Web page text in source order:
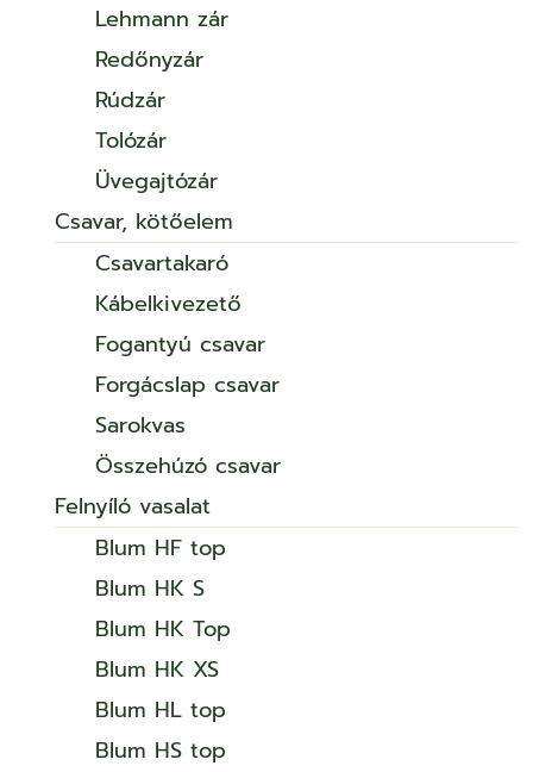
Lehmann zár
Redőnyzár
Rúdzár
Tolózár
Üvegajtózár
Csavar, kötőelem
Csavartakaró
Kábelkivezető
Fogantyú csavar
Forgácslap csavar
Sarokvas
Összehúzó csavar
Felnyíló vasalat
Blum HF top
Blum HK S
Blum HK Top
Blum HK XS
Blum HL top
Blum HS top